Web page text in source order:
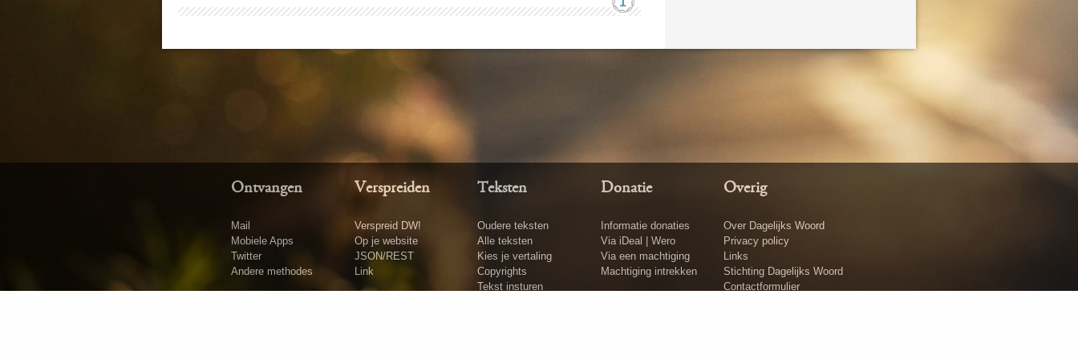
Ontvangen
Mail
Mobiele Apps
Twitter
Andere methodes
Verspreiden
Verspreid DW!
Op je website
JSON/REST
Link
Teksten
Oudere teksten
Alle teksten
Kies je vertaling
Copyrights
Tekst insturen
Donatie
Informatie donaties
Via iDeal | Wero
Via een machtiging
Machtiging intrekken
Overig
Over Dagelijks Woord
Privacy policy
Links
Stichting Dagelijks Woord
Contactformulier